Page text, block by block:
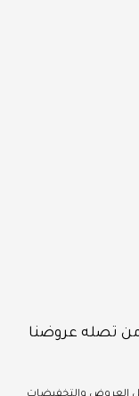
من تصله عروضنا